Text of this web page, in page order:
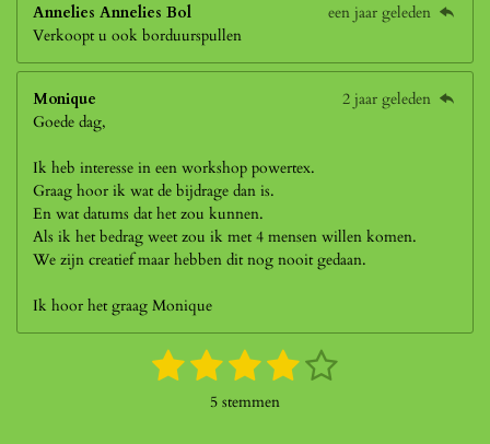
Annelies Annelies Bol
een jaar geleden
Verkoopt u ook borduurspullen
Monique
2 jaar geleden
Goede dag,
Ik heb interesse in een workshop powertex.
Graag hoor ik wat de bijdrage dan is.
En wat datums dat het zou kunnen.
Als ik het bedrag weet zou ik met 4 mensen willen komen.
We zijn creatief maar hebben dit nog nooit gedaan.
Ik hoor het graag Monique
1 2 3
s
4
s
5
5 stemmen